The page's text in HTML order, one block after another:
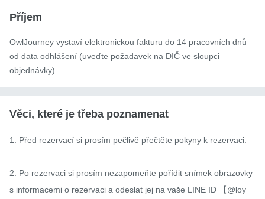
Příjem
OwlJourney vystaví elektronickou fakturu do 14 pracovních dnů
od data odhlášení (uveďte požadavek na DIČ ve sloupci
objednávky).
Věci, které je třeba poznamenat
1. Před rezervací si prosím pečlivě přečtěte pokyny k rezervaci.
2. Po rezervaci si prosím nezapomeňte pořídit snímek obrazovky
s informacemi o rezervaci a odeslat jej na vaše LINE ID 【@loy